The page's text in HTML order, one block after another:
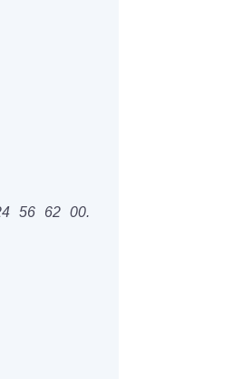
56 62 00.